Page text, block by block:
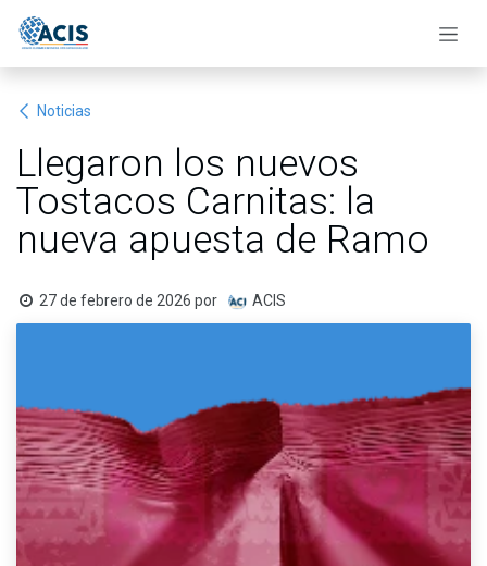
Noticias
Llegaron los nuevos
Tostacos Carnitas: la
nueva apuesta de Ramo
27 de febrero de 2026 por ACIS